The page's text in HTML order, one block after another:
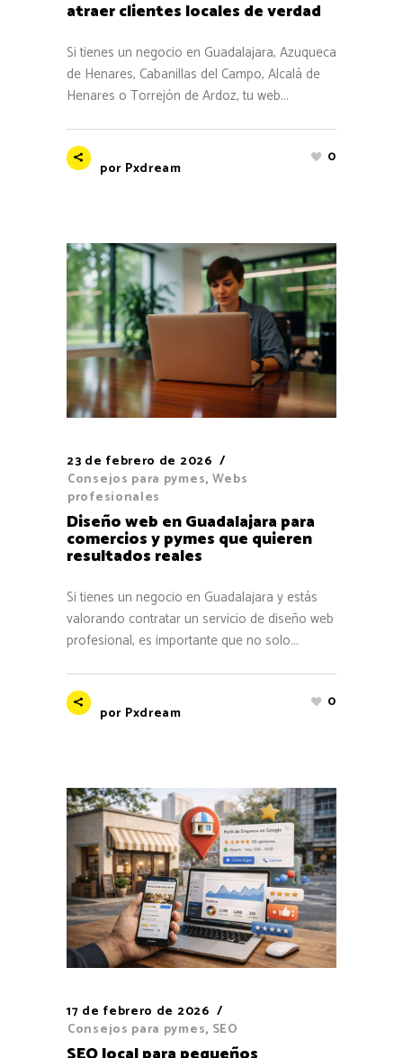
atraer clientes locales de verdad
Si tienes un negocio en Guadalajara, Azuqueca
de Henares, Cabanillas del Campo, Alcalá de
Henares o Torrejón de Ardoz, tu web...
por Pxdream
0
23 de febrero de 2026
Consejos para pymes, Webs
profesionales
Diseño web en Guadalajara para
comercios y pymes que quieren
resultados reales
Si tienes un negocio en Guadalajara y estás
valorando contratar un servicio de diseño web
profesional, es importante que no solo...
por Pxdream
0
17 de febrero de 2026
Consejos para pymes, SEO